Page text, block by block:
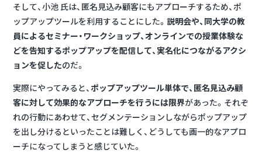
そして、小池 氏は、匿名見込み顧客にもアプローチするため、ポ
ップアップツールを利用することにした。 説明会や、同大学の教
員によるセミナー・ワークショップ、オンラインでの授業体験な
どを告知するポップアップを配信して、実名化につながるアクシ
ョンを促したのだ。
実際にやってみると、ポップアップツール単体で、匿名見込み顧
客に対して効果的なアプローチを行うには限界があった。それぞ
れの行動にあわせて、セグメンテーションしながらポップアップ
を出し分けるといったことは難しく、どうしても画一的なアプロ
ーチになってしまうと感じていた。